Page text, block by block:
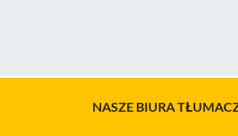
NASZE BIURA